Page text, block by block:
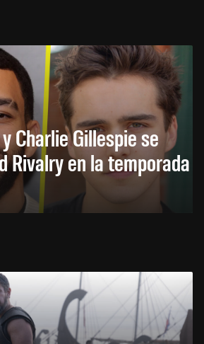
Charlie Gillespie se
Rivalry en la temporada